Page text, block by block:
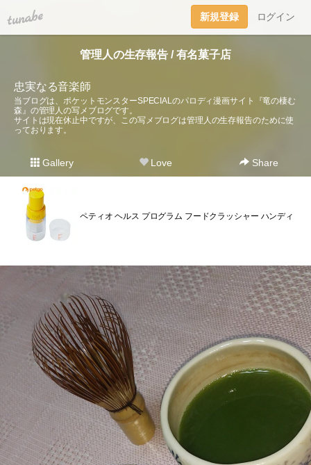
tuna.be 新規登録 ログイン
管理人の生存報告 / 有名菓子店
忠実なる音楽師
当ブログは、ポケットモンスターSPECIALのパロディ漫画サイト『竜の棲む
森』の管理人の写メブログです。
サイトは現在休止中ですが、この写メブログは管理人の生存報告のために使
っております。
Gallery Love Share
ペティオ ヘルス プログラム フードクラッシャー ハンディ